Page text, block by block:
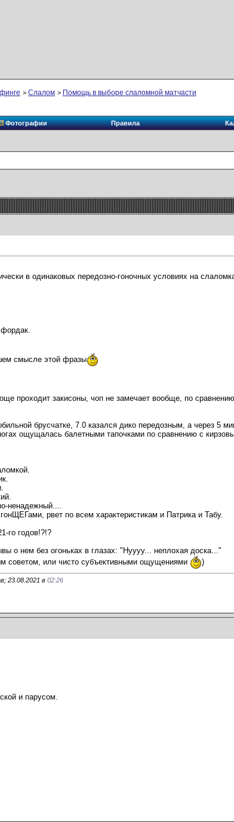
> Слалом > Помощь в выборе слаломной матчасти
Фотографии Правила
в одинаковых передозно-гоночных условиях на
фордак.
смысле этой фразы
проходит закисоны, чоп не замечает вообще, по
брусчатке, 7.0 казался дико передозным, а через 5
ощущалась балетными тапочками по сравнению с
ненадежный....
рвет по всем характеристикам и Патрика и Табу.
го годов!?!?
о нем без огоньках в глазах: "Нуууу... неплохая доска..."
советом, или чисто субъективными ощущениями
)
23.08.2021 в 02:26
и парусом.